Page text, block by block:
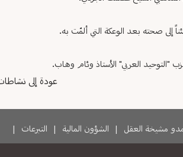
إلى صحته بعد الوعكة التي ألمّت به.
"التوحيد العربي" الأستاذ وئام وهاب.
عودة إلى
مشيخة العقل | الشؤون المالية | التبرعات |